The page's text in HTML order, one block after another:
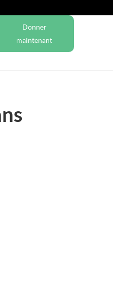
Donner
maintenant